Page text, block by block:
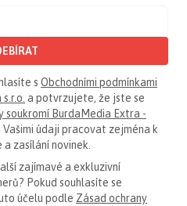
s Obchodními podmínkami
a potvrzujete, že jste se
soukromí BurdaMedia Extra -
Vašimi údaji pracovat zejména k
zasílání novinek.
zajímavé a exkluzivní
Pokud souhlasíte se
účelu podle Zásad ochrany